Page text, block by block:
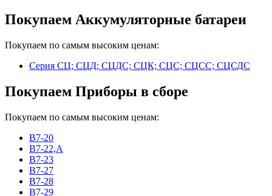
Покупаем Аккумуляторные батареи
Покупаем по самым высоким ценам:
Серия СЦ; СЦД; СЦДС; СЦК; СЦС; СЦСС; СЦСДС
Покупаем Приборы в сборе
Покупаем по самым высоким ценам:
В7-20
В7-22,А
В7-23
В7-27
В7-28
В7-29